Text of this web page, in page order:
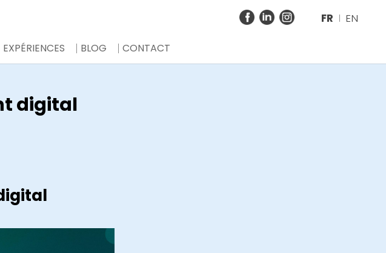
FR EN
EXPÉRIENCES BLOG CONTACT
digital